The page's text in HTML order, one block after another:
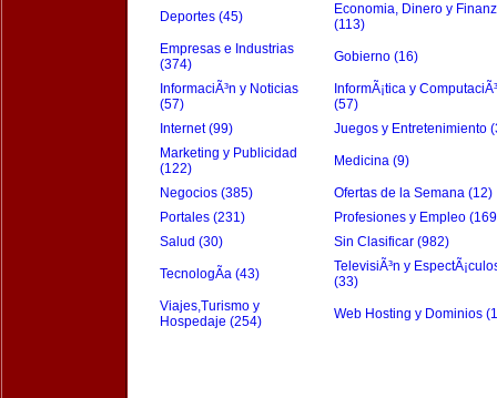
Deportes (45)
Economia, Dinero y
(113)
Empresas e Industrias
(374)
Gobierno (16)
InformaciÃ³n y Noticias
(57)
InformÃ¡tica y
(57)
Internet (99)
Juegos y Entretenimiento
Marketing y Publicidad
(122)
Medicina (9)
Negocios (385)
Ofertas de la Semana (12)
Portales (231)
Profesiones y Empleo
Salud (30)
Sin Clasificar (982)
TecnologÃ­a (43)
TelevisiÃ³n y
(33)
Viajes,Turismo y
Hospedaje (254)
Web Hosting y Dominios